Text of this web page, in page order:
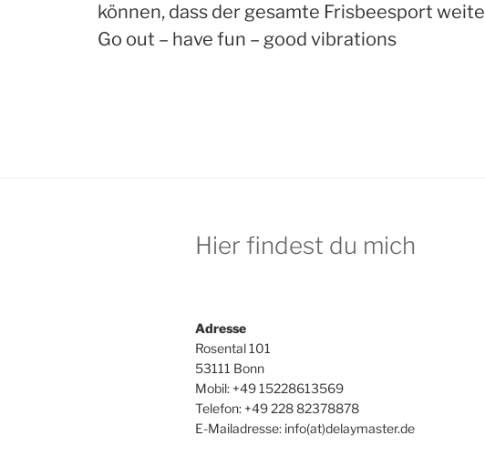
können, dass der gesamte Frisbeesport
Go out – have fun – good vibrations
Hier findest du mich
Adresse
Rosental 101
53111 Bonn
Mobil: +49 15228613569
Telefon: +49 228 82378878‬
E-Mailadresse: info(at)delaymaster.de